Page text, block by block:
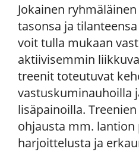
Jokainen
tasonsa ja
voit tulla mukaan
aktiivisemmin
treenit toteutuvat
vastuskuminauhoilla
lisäpainoilla.
ohjausta mm. lantion
harjoittelusta ja